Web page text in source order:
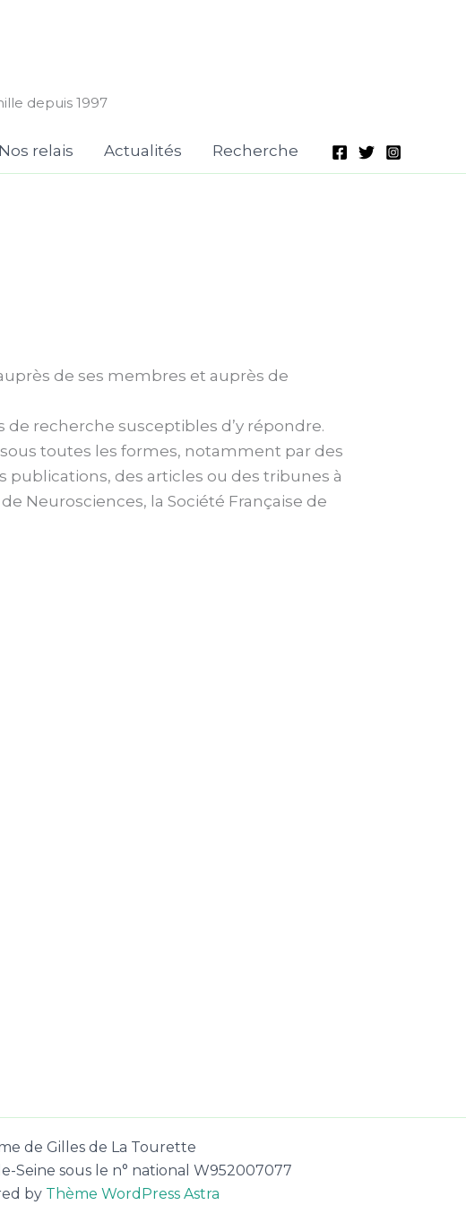
depuis 1997
Nos relais Actualités Recherche
de ses membres et auprès de
de recherche susceptibles d’y répondre.
toutes les formes, notamment par des
publications, des articles ou des tribunes à
Neurosciences, la Société Française de
de Gilles de La Tourette
Seine sous le n° national W952007077
by Thème WordPress Astra